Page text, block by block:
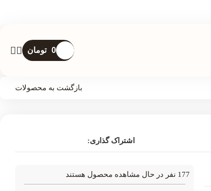
0 تومان
بازگشت به محصولات
اشتراک گذاری:
177 نفر در حال مشاهده محصول هستند